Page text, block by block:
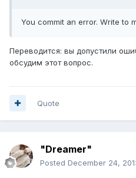
You commit an error. Write to
Переводится: вы допустили
обсудим этот вопрос.
Quote
"Dreamer"
Posted December 24,